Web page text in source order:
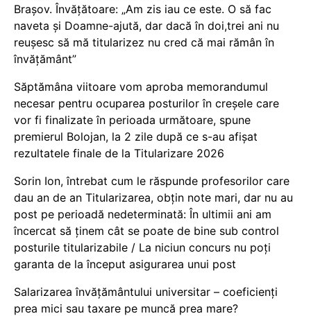
Brașov. Învățătoare: „Am zis iau ce este. O să fac
naveta și Doamne-ajută, dar dacă în doi,trei ani nu
reușesc să mă titularizez nu cred că mai rămân în
învățământ”
Săptămâna viitoare vom aproba memorandumul
necesar pentru ocuparea posturilor în creșele care
vor fi finalizate în perioada următoare, spune
premierul Bolojan, la 2 zile după ce s-au afișat
rezultatele finale de la Titularizare 2026
Sorin Ion, întrebat cum le răspunde profesorilor care
dau an de an Titularizarea, obțin note mari, dar nu au
post pe perioadă nedeterminată: În ultimii ani am
încercat să ținem cât se poate de bine sub control
posturile titularizabile / La niciun concurs nu poți
garanta de la început asigurarea unui post
Salarizarea învățământului universitar – coeficienți
prea mici sau taxare pe muncă prea mare?